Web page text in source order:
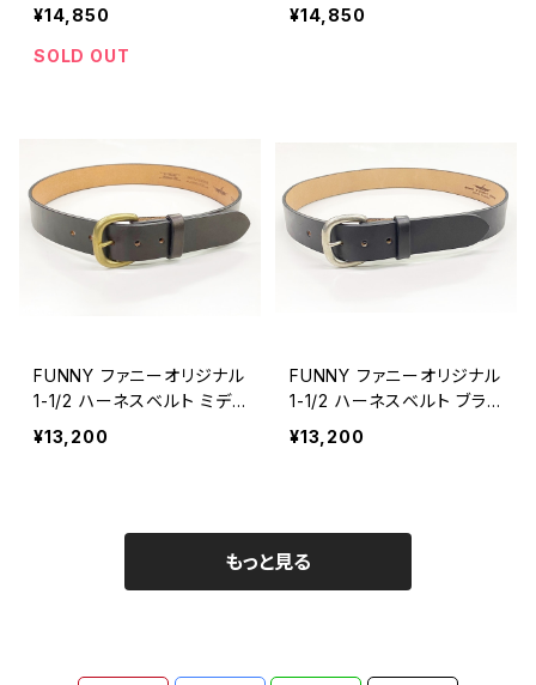
ジーンズ スリムフィット
（ネイビー）
¥14,850
SOLD OUT
ジーンズ スリムフィット
（ブラック）
¥14,850
FUNNY ファニーオリジナル
1-1/2 ハーネスベルト ミディ
アムブラウン
¥13,200
FUNNY ファニーオリジナル
1-1/2 ハーネスベルト ブラッ
ク
¥13,200
もっと見る